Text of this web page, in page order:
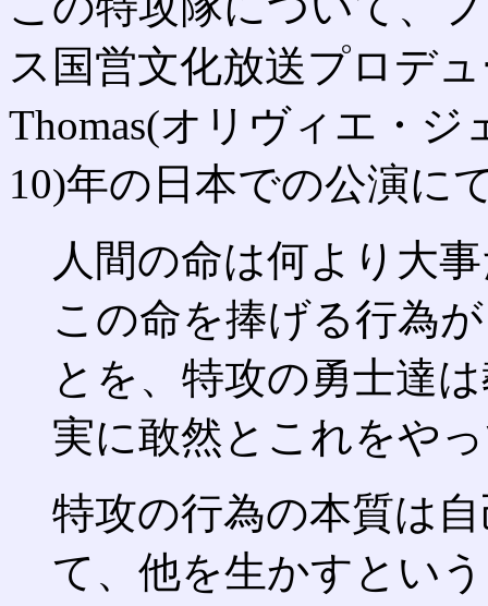
ス国営文化放送プロデ
Thomas(オリヴィエ・
10)年の日本での公演に
人間の命は何より大
この命を捧げる行為
とを、特攻の勇士達
実に敢然とこれをや
特攻の行為の本質は
て、他を生かすとい